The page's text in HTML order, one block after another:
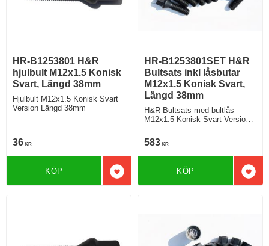
HR-B1253801 H&R
hjulbult M12x1.5 Konisk
Svart, Längd 38mm
Hjulbult M12x1.5 Konisk Svart
Version Längd 38mm
36 KR
Lägg till i favoriter
KÖP
HR-B1253801SET H&R
Bultsats inkl låsbutar
M12x1.5 Konisk Svart,
Längd 38mm
H&R Bultsats med bultlås
M12x1.5 Konisk Svart Version
583 KR
KÖP